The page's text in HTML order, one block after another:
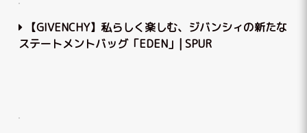
【GIVENCHY】私らしく楽しむ、ジバンシィの新たな
ステートメントバッグ「EDEN」| SPUR